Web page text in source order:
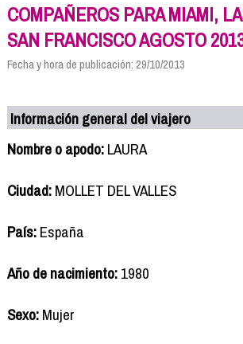
COMPAÑEROS PARA MIAMI,
SAN FRANCISCO AGOSTO
Fecha y hora de publicación: 29/10/2013
Información general del viajero
Nombre o apodo:LAURA
Ciudad:MOLLET DEL VALLES
País:España
Año de nacimiento:1980
Sexo:Mujer